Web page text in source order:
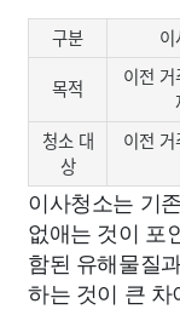
구분 이
목적
이전 거
청소 대
상
이전 거
이사청소는 기
없애는 것이 포
함된 유해물질
하는 것이 큰 차